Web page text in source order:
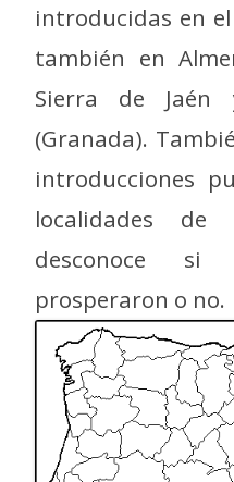
introducidas en
también en
Sierra de Jaén
(Granada).
introducciones
localidades de
desconoce si
prosperaron o no.